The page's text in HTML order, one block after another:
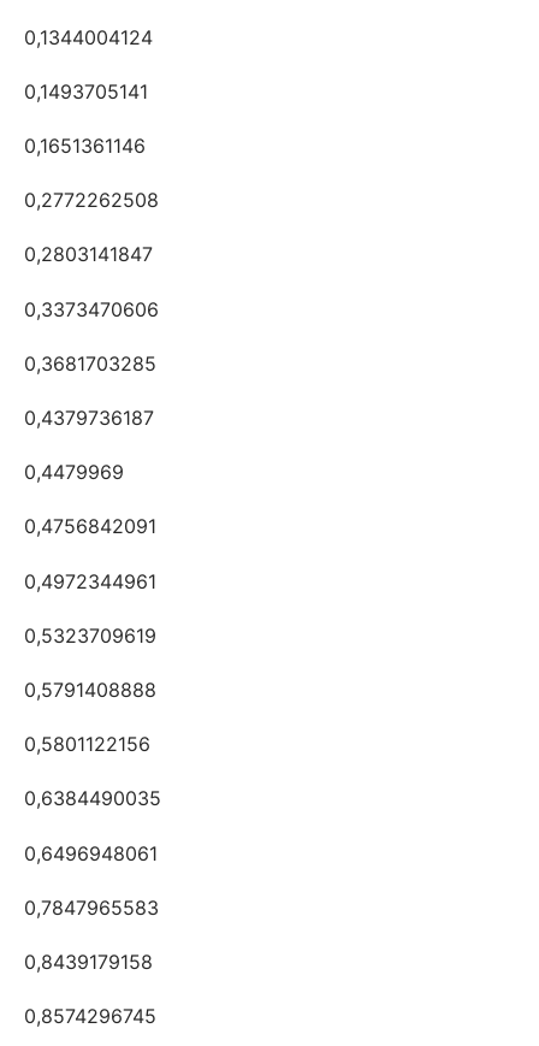
0,1344004124
0,1493705141
0,1651361146
0,2772262508
0,2803141847
0,3373470606
0,3681703285
0,4379736187
0,4479969
0,4756842091
0,4972344961
0,5323709619
0,5791408888
0,5801122156
0,6384490035
0,6496948061
0,7847965583
0,8439179158
0,8574296745